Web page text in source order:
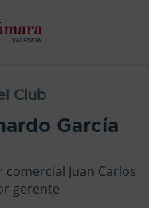
Club
García
Juan Carlos
gerente